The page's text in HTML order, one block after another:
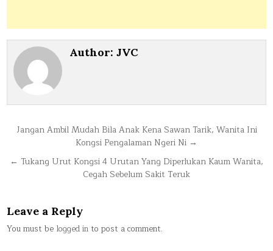
Author:JVC
Post
navigation
Jangan Ambil Mudah Bila Anak Kena Sawan Tarik, Wanita Ini
Kongsi Pengalaman Ngeri Ni →
← Tukang Urut Kongsi 4 Urutan Yang Diperlukan Kaum Wanita,
Cegah Sebelum Sakit Teruk
Leave a Reply
You must be logged in to post a comment.